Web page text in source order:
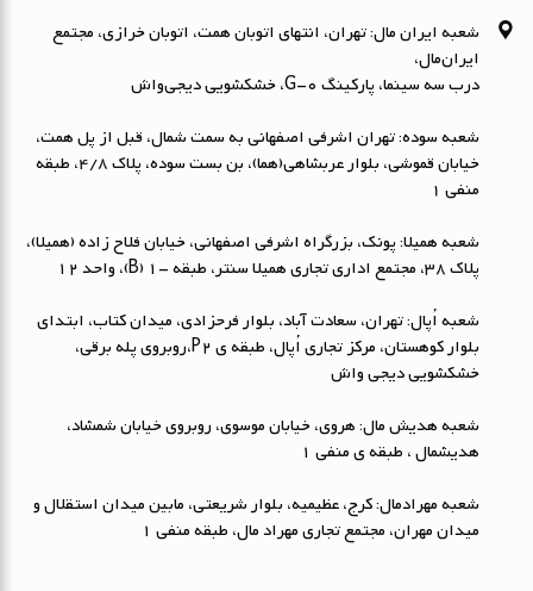
شعبه ایران مال: تهران، انتهای اتوبان همت، اتوبان خرازی، مجتمع
ایران‌مال،
درب سه سینما، پارکینگ G-0، خشکشویی دیجی‌واش
شعبه سوده: تهران اشرفی اصفهانی به سمت شمال، قبل از پل همت،
خیابان قموشی، بلوار عربشاهی(هما)، بن بست سوده، پلاک ۴/۸، طبقه
منفی ۱
شعبه همیلا: پونک، بزرگراه اشرفی اصفهانی، خیابان فلاح زاده (همیلا)،
پلاک 38، مجتمع اداری تجاری همیلا سنتر، طبقه -1 (B)، واحد 12
شعبه اُپال: تهران، سعادت آباد، بلوار فرحزادی، میدان کتاب، ابتداي
بلوار کوهستان، مرکز تجاری اُپال، طبقه ی P2،روبروی پله برقی،
خشکشویی دیجی واش
شعبه هدیش مال: هروی، خیابان موسوی، روبروی خیابان شمشاد،
هدیشمال ، طبقه ی منفی 1
شعبه مهرادمال: کرج، عظیمیه، بلوار شریعتی، مابین میدان استقلال و
میدان مهران، مجتمع تجاری مهراد مال، طبقه منفی 1